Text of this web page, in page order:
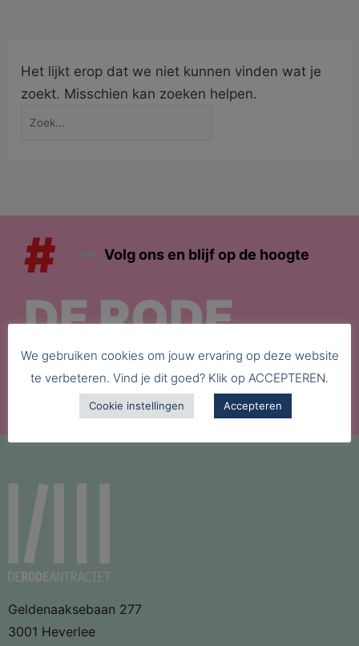
Het lijkt erop dat we niet kunnen vinden wat je
zoekt. Misschien kan zoeken helpen.
# Volg ons en blijf op de hoogte
DE RODE
ANTRACIET
Geldenaaksebaan 277
3001 Heverlee
We gebruiken cookies om jouw ervaring op deze website
te verbeteren. Vind je dit goed? Klik op ACCEPTEREN.
Cookie instellingen Accepteren